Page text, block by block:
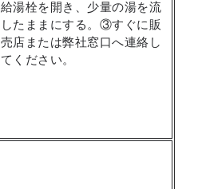
給湯栓を開き、少量の湯を流
したままにする。③すぐに販
売店または弊社窓口へ連絡し
てください。